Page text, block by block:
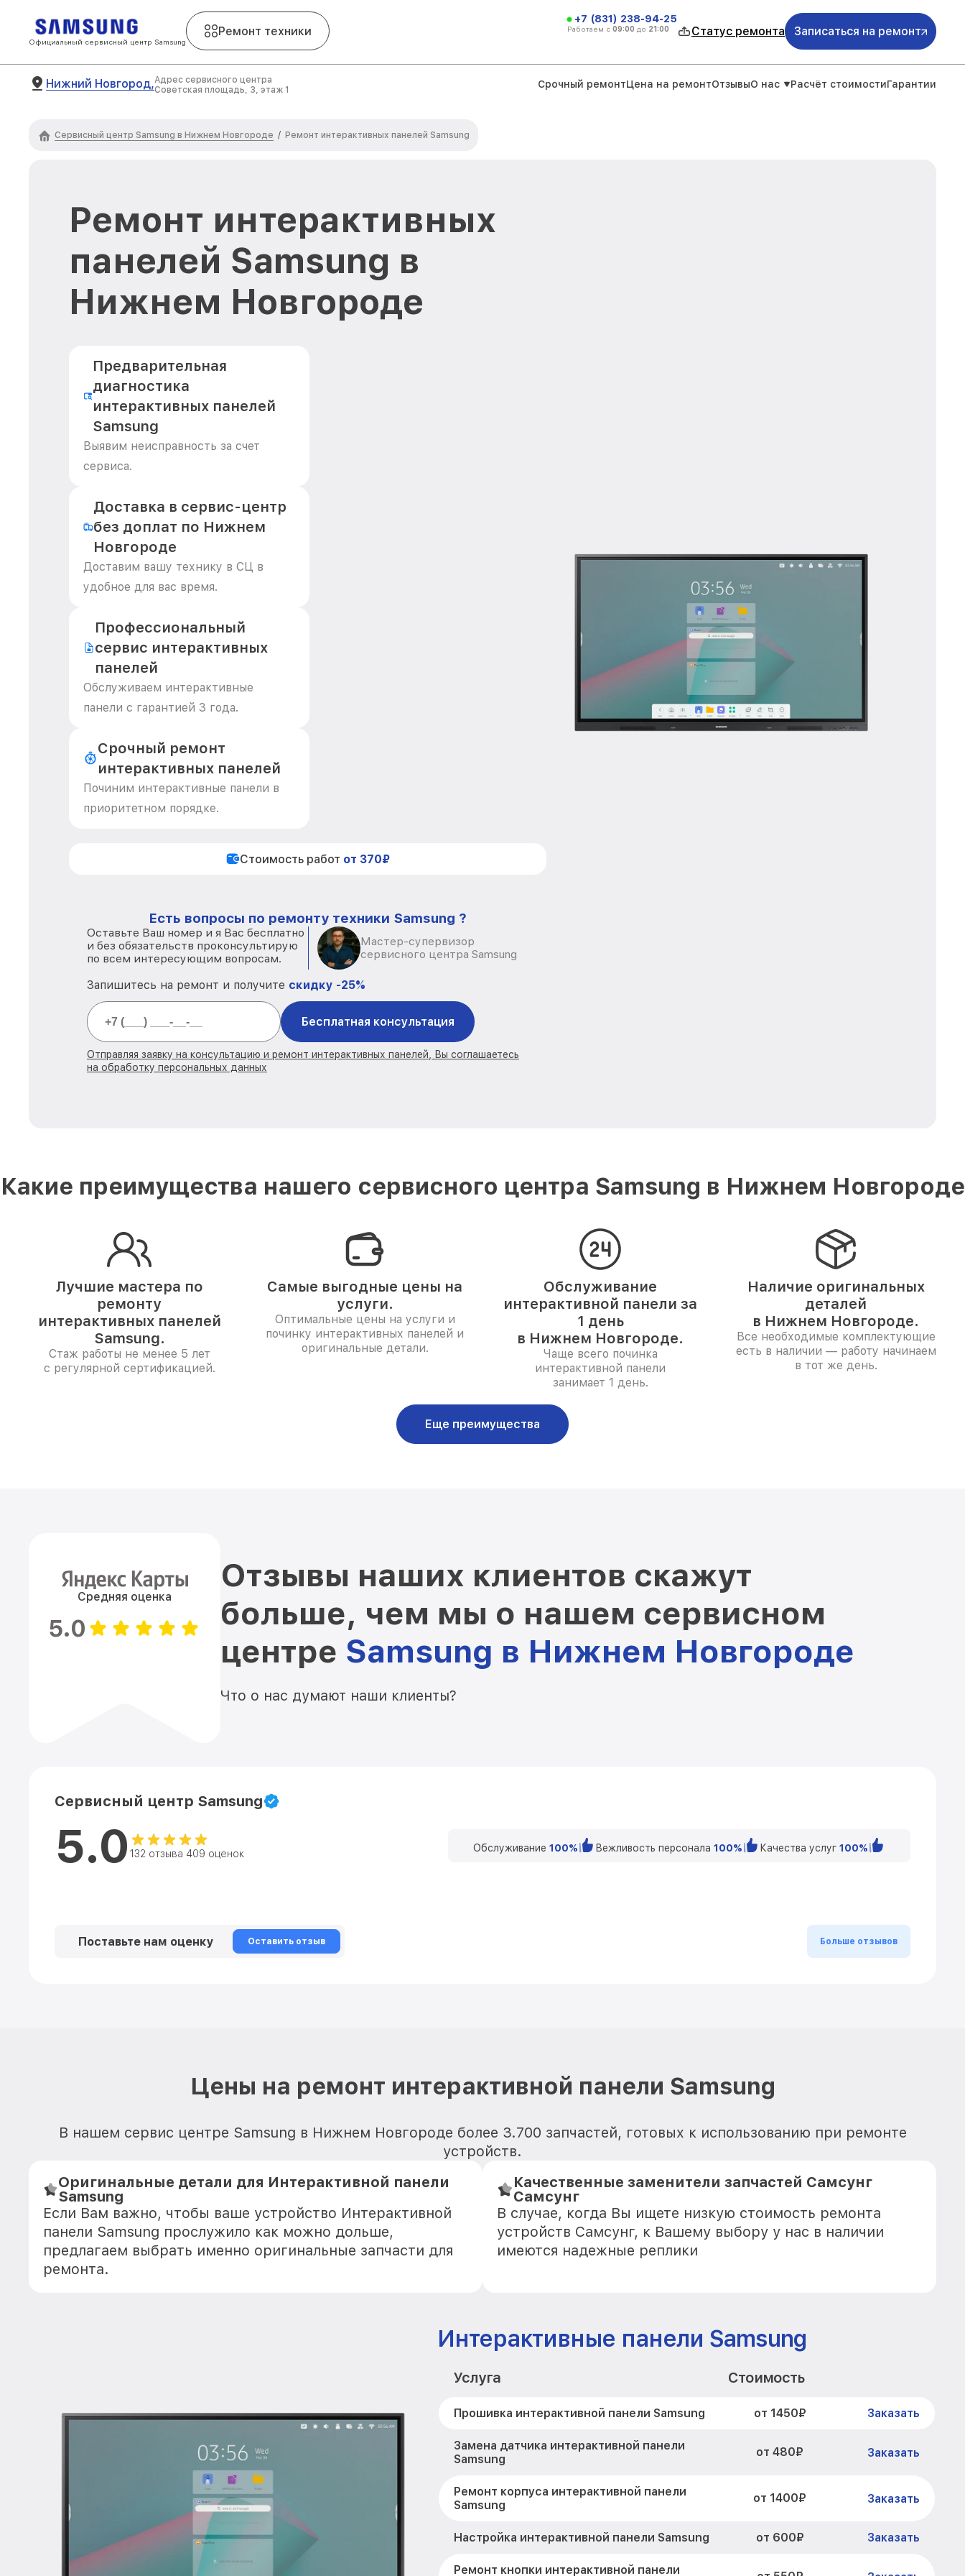
Официальный сервисный центр Samsung
Ремонт техники
+7 (831) 238-94-25
Работаем с 09:00 до 21:00 Статус ремонта Записаться на ремонт
Нижний Новгород,Адрес сервисного центра
Советская площадь, 3, этаж 1
Срочный ремонтЦена на ремонтОтзывыО нас Расчёт стоимостиГарантии
Сервисный центр Samsung в Нижнем Новгороде / Ремонт интерактивных панелей Samsung
Ремонт интерактивных
панелей Samsung в
Нижнем Новгороде
Предварительная
диагностика
интерактивных панелей
Samsung
Выявим неисправность за счет
сервиса.
Доставка в сервис-центр
без доплат по Нижнем
Новгороде
Доставим вашу технику в СЦ в
удобное для вас время.
Профессиональный
сервис интерактивных
панелей
Обслуживаем интерактивные
панели с гарантией 3 года.
Срочный ремонт
интерактивных панелей
Починим интерактивные панели в
приоритетном порядке.
Стоимость работ от 370₽
Есть вопросы по ремонту техники Samsung ?
Оставьте Ваш номер и я Вас бесплатно
и без обязательств проконсультирую
по всем интересующим вопросам.
Мастер-супервизор
сервисного центра Samsung
Запишитесь на ремонт и получите скидку -25%
Бесплатная консультация
Отправляя заявку на консультацию и ремонт интерактивных панелей, Вы соглашаетесь
на обработку персональных данных
Какие преимущества нашего сервисного центра Samsung в Нижнем Новгороде
Лучшие мастера по
ремонту
интерактивных панелей
Samsung.
Стаж работы не менее 5 лет
с регулярной сертификацией.
Самые выгодные цены на
услуги.
Оптимальные цены на услуги и
починку интерактивных панелей и
оригинальные детали.
Обслуживание
интерактивной панели за
1 день
в Нижнем Новгороде.
Чаще всего починка
интерактивной панели
занимает 1 день.
Наличие оригинальных
деталей
в Нижнем Новгороде.
Все необходимые комплектующие
есть в наличии — работу начинаем
в тот же день.
Еще преимущества
Средняя оценка
5.0
Отзывы наших клиентов скажут
больше, чем мы о нашем сервисном
центре Samsung в Нижнем Новгороде
Что о нас думают наши клиенты?
Сервисный центр Samsung
5.0 132 отзыва 409 оценок Обслуживание 100% Вежливость персонала 100% Качества услуг 100%
Поставьте нам оценку Оставить отзыв Больше отзывов
Цены на ремонт интерактивной панели Samsung
В нашем сервис центре Samsung в Нижнем Новгороде более 3.700 запчастей, готовых к использованию при ремонте
устройств.
Оригинальные детали для Интерактивной панели
Samsung
Если Вам важно, чтобы ваше устройство Интерактивной
панели Samsung прослужило как можно дольше,
предлагаем выбрать именно оригинальные запчасти для
ремонта.
Качественные заменители запчастей Самсунг
Самсунг
В случае, когда Вы ищете низкую стоимость ремонта
устройств Самсунг, к Вашему выбору у нас в наличии
имеются надежные реплики
Интерактивные панели Samsung
Услуга Стоимость
Прошивка интерактивной панели Samsung от 1450₽ Заказать
Замена датчика интерактивной панели
Samsung
от 480₽ Заказать
Ремонт корпуса интерактивной панели
Samsung
от 1400₽ Заказать
Настройка интерактивной панели Samsung от 600₽ Заказать
Ремонт кнопки интерактивной панели